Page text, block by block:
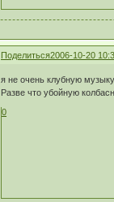
Поделиться2006-10-20
я не очень клубную
Разве что убойную
0